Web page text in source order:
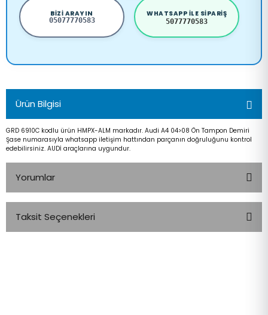
BIZI ARAYIN
05077770583
WHATSAPP ILE SIPARIŞ
5077770583
Ürün Bilgisi
GRD 6910C kodlu ürün HMPX-ALM markadır. Audi A4 04>08 Ön Tampon Demiri
Şase numarasıyla whatsapp iletişim hattından parçanın doğruluğunu kontrol
edebilirsiniz. AUDİ araçlarına uygundur.
Yorumlar
Taksit Seçenekleri